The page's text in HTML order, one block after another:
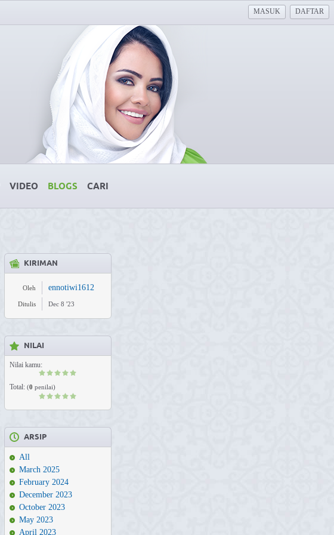
MASUK DAFTAR
VIDEO BLOGS CARI
KIRIMAN
Oleh ennotiwi1612
Ditulis Dec 8 '23
NILAI
Nilai kamu:
Total: (0 penilai)
ARSIP
All
March 2025
February 2024
December 2023
October 2023
May 2023
April 2023